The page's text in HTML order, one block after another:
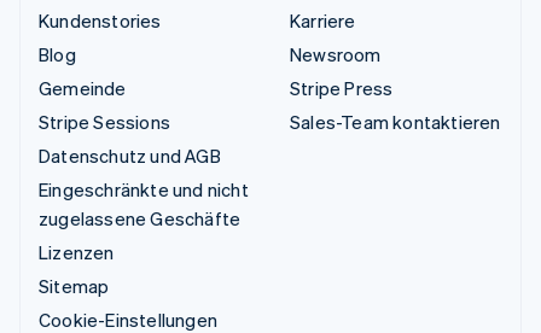
Kundenstories
Blog
Gemeinde
Stripe Sessions
Datenschutz und AGB
Eingeschränkte und nicht
zugelassene Geschäfte
Lizenzen
Sitemap
Cookie-Einstellungen
Karriere
Newsroom
Stripe Press
Sales-Team kontaktieren